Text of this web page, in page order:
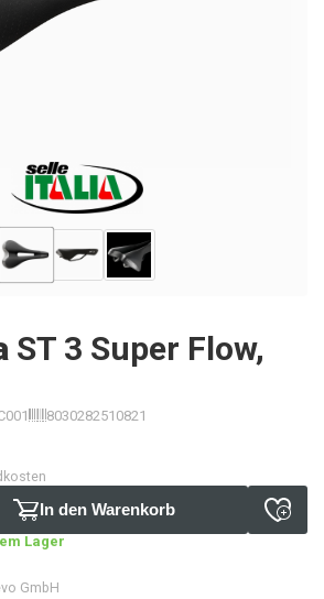
ST 3 Super Flow,
8030282510821
In den Warenkorb
Lager
GmbH